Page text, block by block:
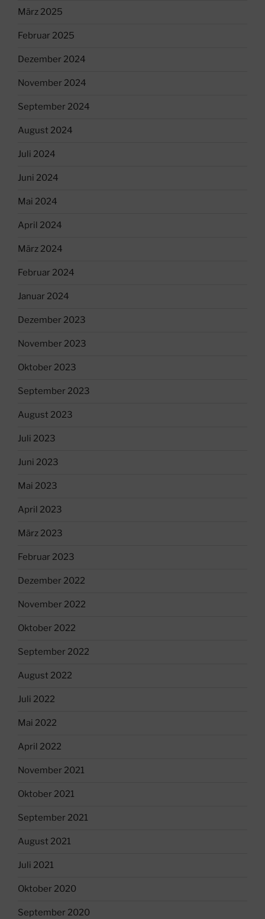
März 2025
Februar 2025
Dezember 2024
November 2024
September 2024
August 2024
Juli 2024
Juni 2024
Mai 2024
April 2024
März 2024
Februar 2024
Januar 2024
Dezember 2023
November 2023
Oktober 2023
September 2023
August 2023
Juli 2023
Juni 2023
Mai 2023
April 2023
März 2023
Februar 2023
Dezember 2022
November 2022
Oktober 2022
September 2022
August 2022
Juli 2022
Mai 2022
April 2022
November 2021
Oktober 2021
September 2021
August 2021
Juli 2021
Oktober 2020
September 2020